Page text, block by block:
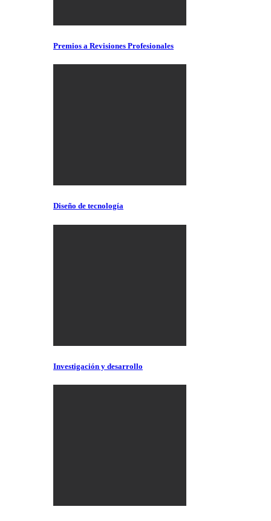
Premios a Revisiones Profesionales
Diseño de tecnología
Investigación y desarrollo